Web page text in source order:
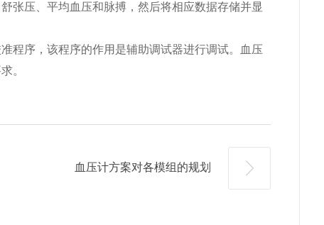
张压、平均血压和脉搏，然后将相应数据存储并显
程序，该程序的作用是辅助调试器进行调试。血压
。
血压计方案对各模组的规划